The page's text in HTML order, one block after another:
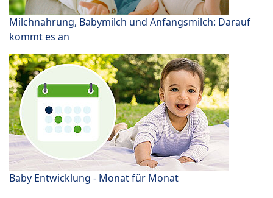
Milchnahrung, Babymilch und Anfangsmilch: Darauf
kommt es an
Baby Entwicklung - Monat für Monat